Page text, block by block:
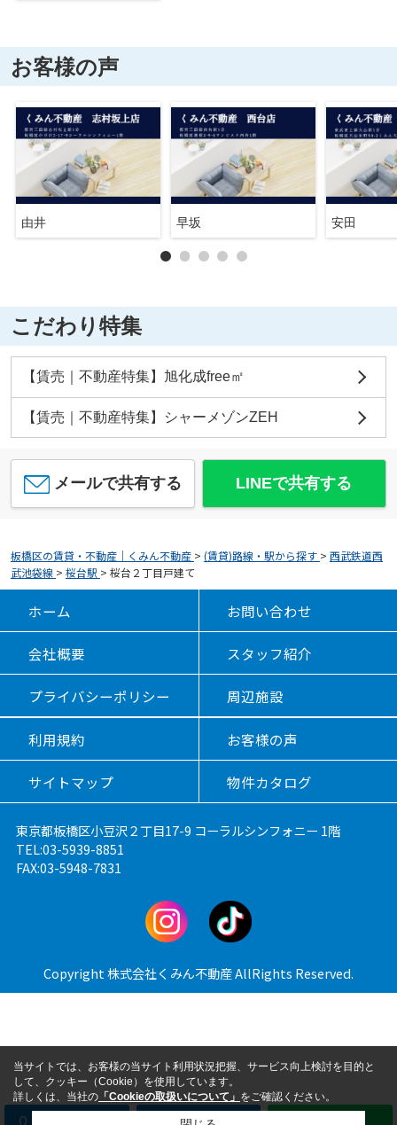
お客様の声
由井 早坂 安田
こだわり特集
【賃売｜不動産特集】旭化成free㎡
【賃売｜不動産特集】シャーメゾンZEH
メールで共有する LINEで共有する
板橋区の賃貸・不動産｜くみん不動産 > (賃貸)路線・駅から探す > 西武鉄道西
武池袋線 > 桜台駅 > 桜台２丁目戸建て
ホーム お問い合わせ
会社概要 スタッフ紹介
プライバシーポリシー 周辺施設
利用規約 お客様の声
サイトマップ 物件カタログ
東京都板橋区小豆沢２丁目17-9 コーラルシンフォニー 1階
TEL:03-5939-8851
FAX:03-5948-7831
Copyright 株式会社くみん不動産 AllRights Reserved.
当サイトでは、お客様の当サイト利用状況把握、サービス向上検討を目的と
して、クッキー（Cookie）を使用しています。
詳しくは、当社の 「Cookieの取扱いについて」 をご確認ください。